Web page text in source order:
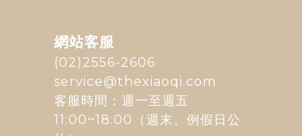
網站客服
(02)2556-2606
service@thexiaoqi.com
客服時間：週一至週五
11:00~18:00（週末、例假日公